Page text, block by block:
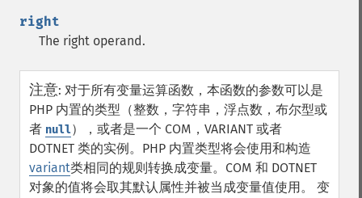
right
The right operand.
注意: 对于所有变量运算函数，本函数的参数可以是
PHP 内置的类型（整数，字符串，浮点数，布尔型或
者 null），或者是一个 COM，VARIANT 或者
DOTNET 类的实例。PHP 内置类型将会使用和构造
variant类相同的规则转换成变量。COM 和 DOTNET
对象的值将会取其默认属性并被当成变量值使用。 变